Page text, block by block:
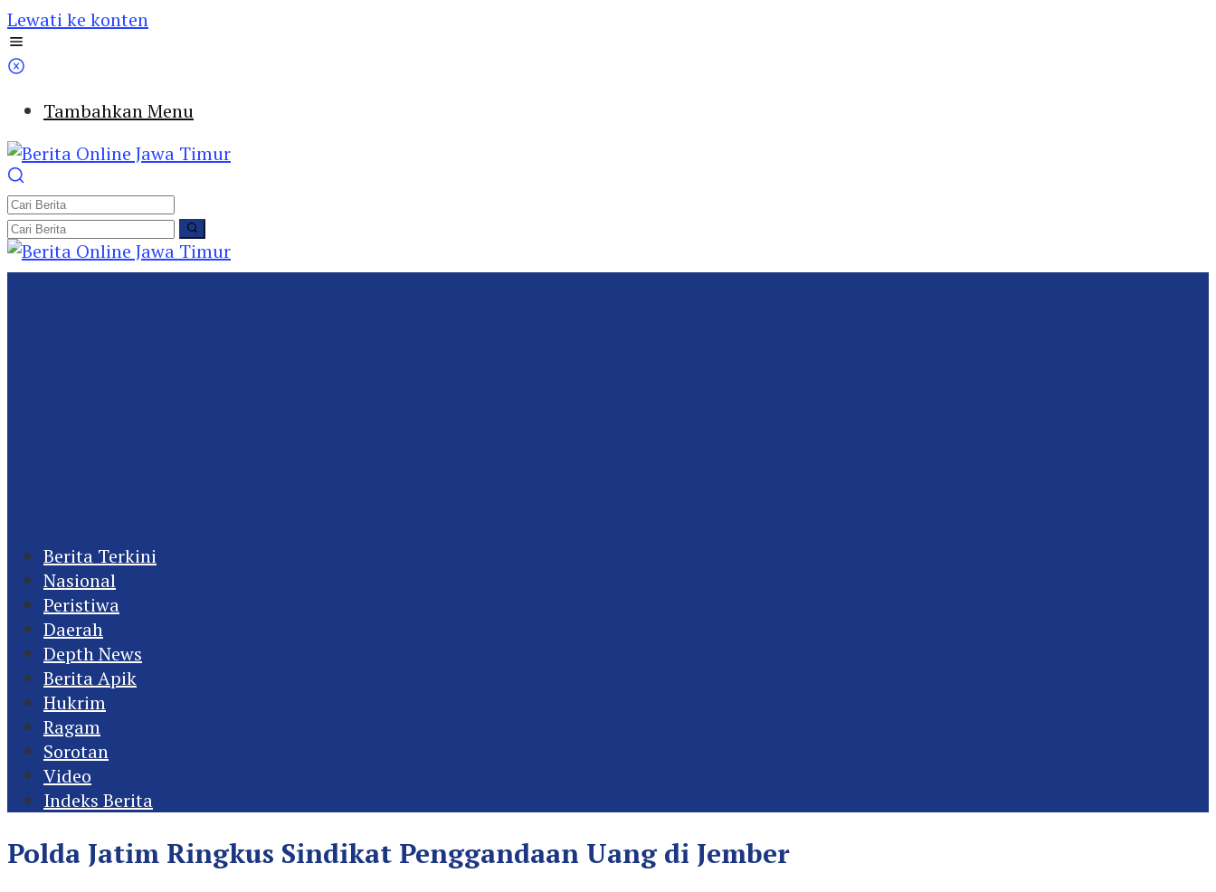
Lewati ke konten
Tambahkan Menu
Berita Terkini
Nasional
Peristiwa
Daerah
Depth News
Berita Apik
Hukrim
Ragam
Sorotan
Video
Indeks Berita
Polda Jatim Ringkus Sindikat Penggandaan Uang di Jember